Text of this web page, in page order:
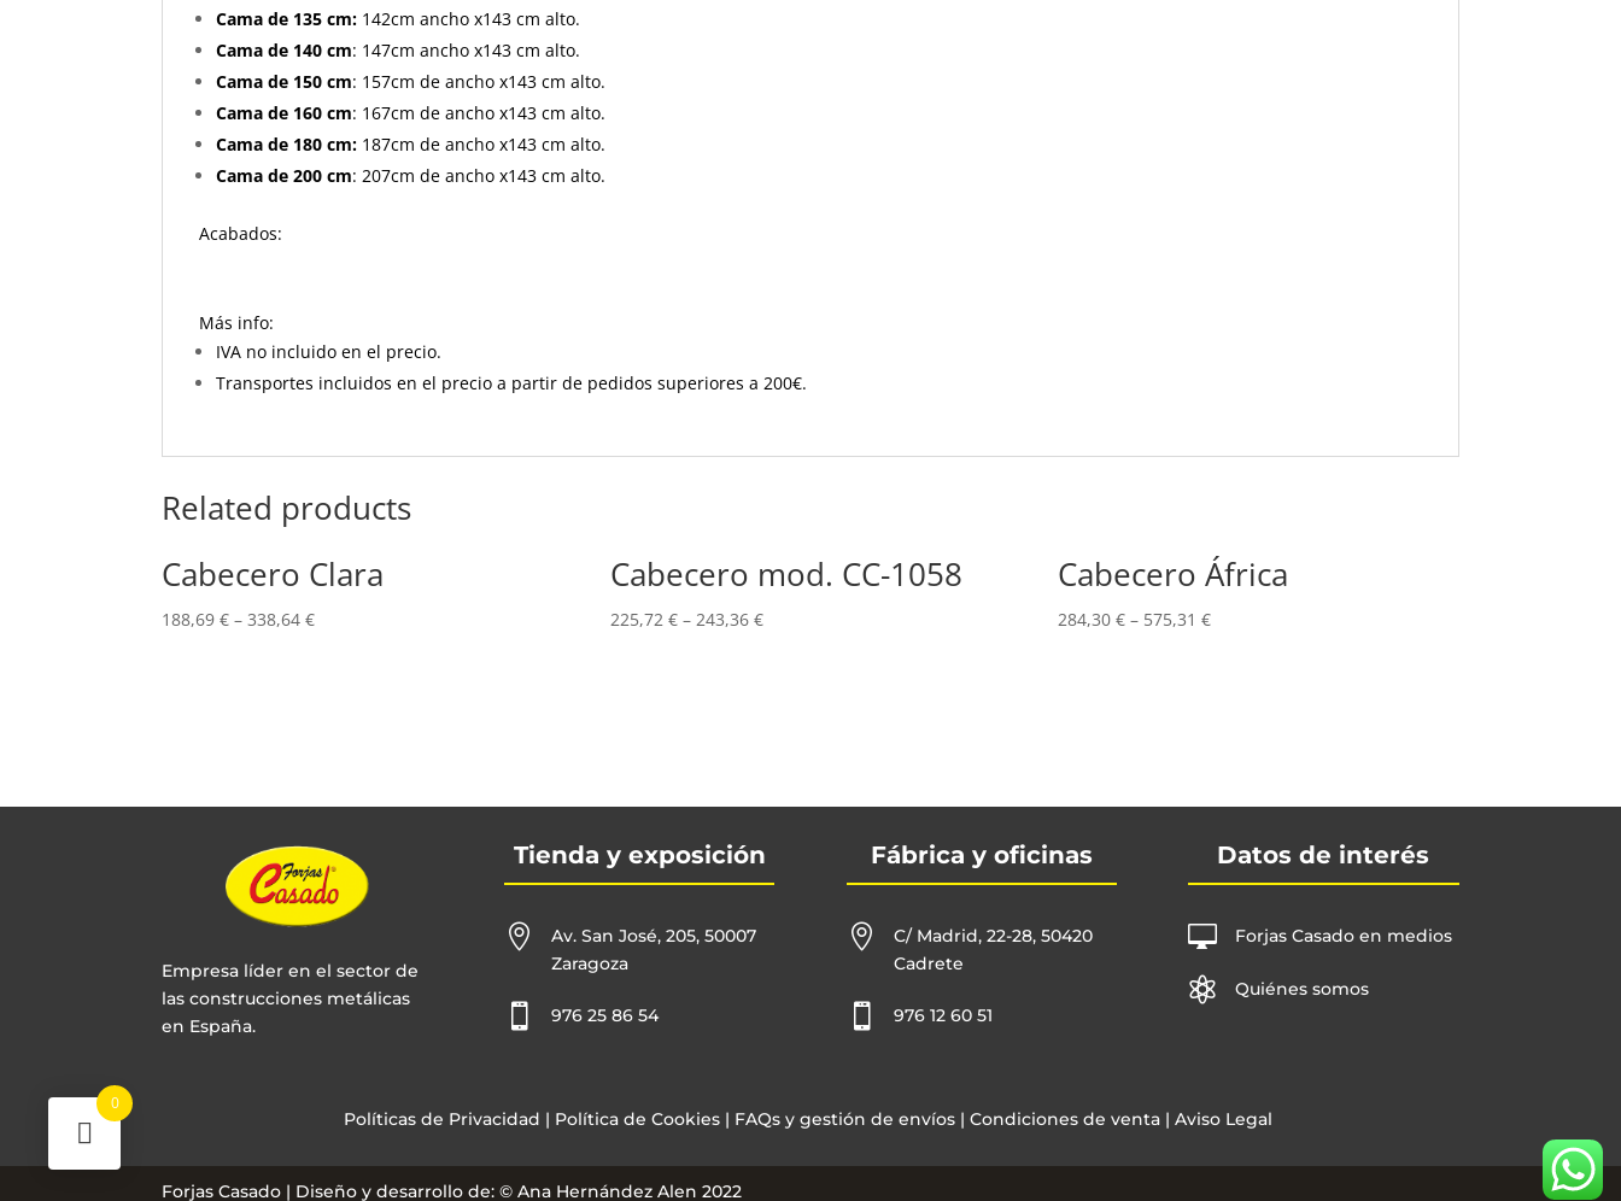
Cama de 135 cm: 142cm ancho x143 cm alto.
Cama de 140 cm: 147cm ancho x143 cm alto.
Cama de 150 cm: 157cm de ancho x143 cm alto.
Cama de 160 cm: 167cm de ancho x143 cm alto.
Cama de 180 cm: 187cm de ancho x143 cm alto.
Cama de 200 cm: 207cm de ancho x143 cm alto.
Acabados:
Más info:
IVA no incluido en el precio.
Transportes incluidos en el precio a partir de pedidos superiores a 200€.
Related products
Cabecero Clara
188,69€ –338,64€
Cabecero mod. CC-1058
225,72 €– 243,36 €
Cabecero África
284,30€ – 575,31€
Empresa líder en el sector de
las construcciones metálicas
en España.
Tienda y exposición

Av. San José, 205, 50007
Zaragoza
 976 25 86 54
Fábrica y oficinas

C/ Madrid, 22-28, 50420
Cadrete
 976 12 60 51
Datos de interés
 Forjas Casado en medios
 Quiénes somos
Políticas de Privacidad | Política de Cookies | FAQs y gestión de envíos | Condiciones de venta | Aviso Legal
Forjas Casado | Diseño y desarrollo de: © Ana Hernández Alen2022
0